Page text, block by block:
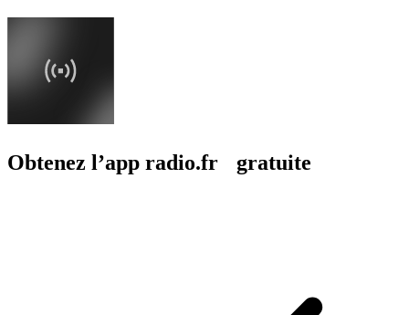
Obtenez l’app radio.fr gratuite